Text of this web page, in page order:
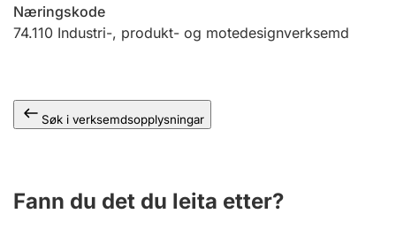
Andre tema
Næringskode
74.110 Industri-, produkt- og motedesignverksemd
Søk i verksemdsopplysningar
Fann du det du leita etter?